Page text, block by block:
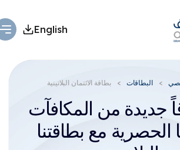
English
البطاقات بطاقة الائتمان البلاتينية
جديدة من المكافآت
مع بطاقتنا